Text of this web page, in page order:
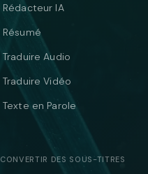
Rédacteur IA
Résumé
Traduire Audio
Traduire Vidéo
Texte en Parole
CONVERTIR DES SOUS-TITRES